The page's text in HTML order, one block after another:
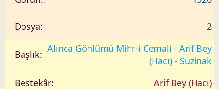
2
Alınca Gönlümü Mihr-i Cemali - Arif Bey
(Hacı) - Suzinak
Arif Bey (Hacı)